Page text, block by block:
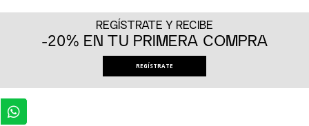
REGÍSTRATE Y RECIBE
-20% EN TU PRIMERA COMPRA
REGÍSTRATE